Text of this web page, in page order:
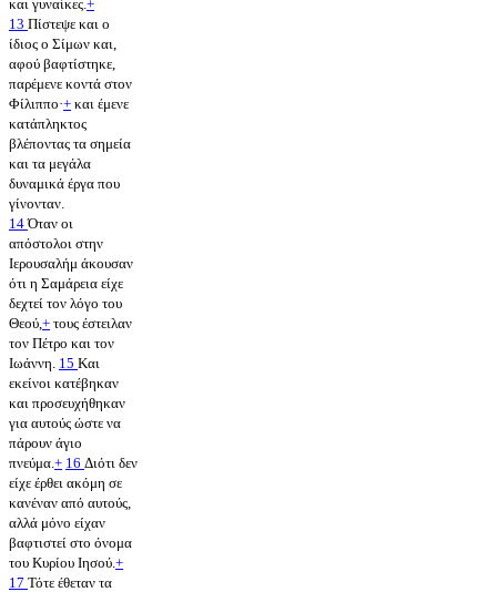
και γυναίκες. +
13 Πίστεψε και ο
ίδιος ο Σίμων και,
αφού βαφτίστηκε,
παρέμενε κοντά στον
Φίλιππο·+ και έμενε
κατάπληκτος
βλέποντας τα σημεία
και τα μεγάλα
δυναμικά έργα που
γίνονταν.
14Όταν οι
απόστολοι στην
Ιερουσαλήμ άκουσαν
ότι η Σαμάρεια είχε
δεχτεί τον λόγο του
Θεού, + τους έστειλαν
τον Πέτρο και τον
Ιωάννη. 15 Και
εκείνοι κατέβηκαν
και προσευχήθηκαν
για αυτούς ώστε να
πάρουν άγιο
πνεύμα. + 16 Διότι δεν
είχε έρθει ακόμη σε
κανέναν από αυτούς,
αλλά μόνο είχαν
βαφτιστεί στο όνομα
του Κυρίου Ιησού. +
17 Τότε έθεταν τα